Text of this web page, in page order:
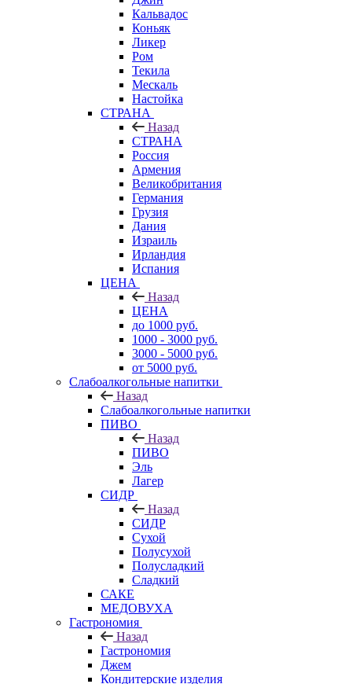
Кальвадос
Коньяк
Ликер
Ром
Текила
Мескаль
Настойка
СТРАНА
Назад
СТРАНА
Россия
Армения
Великобритания
Германия
Грузия
Дания
Израиль
Ирландия
Испания
ЦЕНА
Назад
ЦЕНА
до 1000 руб.
1000 - 3000 руб.
3000 - 5000 руб.
от 5000 руб.
Слабоалкогольные напитки
Назад
Слабоалкогольные напитки
ПИВО
Назад
ПИВО
Эль
Лагер
СИДР
Назад
СИДР
Сухой
Полусухой
Полусладкий
Сладкий
САКЕ
МЕДОВУХА
Гастрономия
Назад
Гастрономия
Джем
Кондитерские изделия